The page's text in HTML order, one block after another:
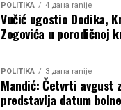
POLITIKA 4 дана ranije
Vučić ugostio Dodika,
Zogovića u porodičnoj
POLITIKA 3 дана ranije
Mandić: Četvrti avgust
predstavlja datum